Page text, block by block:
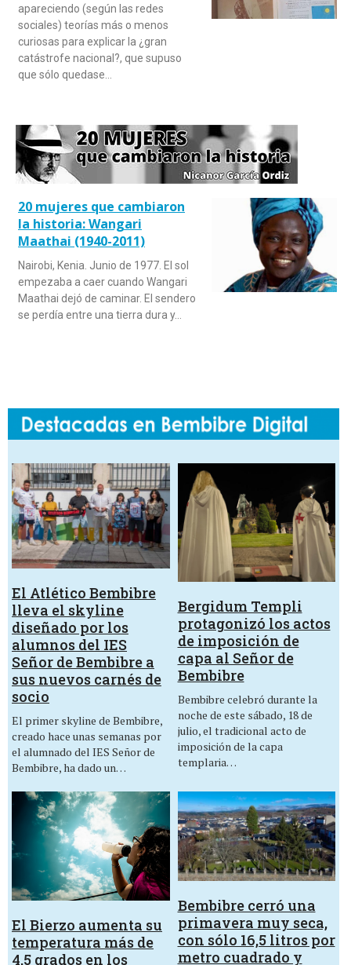
apareciendo (según las redes
sociales) teorías más o menos
curiosas para explicar la ¿gran
catástrofe nacional?, que supuso
que sólo quedase…
20 mujeres que cambiaron
la historia: Wangari
Maathai (1940-2011)
Nairobi, Kenia. Junio de 1977. El sol
empezaba a caer cuando Wangari
Maathai dejó de caminar. El sendero
se perdía entre una tierra dura y…
El Atlético Bembibre
lleva el skyline
diseñado por los
alumnos del IES
Señor de Bembibre a
sus nuevos carnés de
socio
El primer skyline de Bembibre,
creado hace unas semanas por
el alumnado del IES Señor de
Bembibre, ha dado un…
Bergidum Templi
protagonizó los actos
de imposición de
capa al Señor de
Bembibre
Bembibre celebró durante la
noche de este sábado, 18 de
julio, el tradicional acto de
imposición de la capa
templaria…
El Bierzo aumenta su
temperatura más de
4,5 grados en los
Bembibre cerró una
primavera muy seca,
con sólo 16,5 litros por
metro cuadrado y